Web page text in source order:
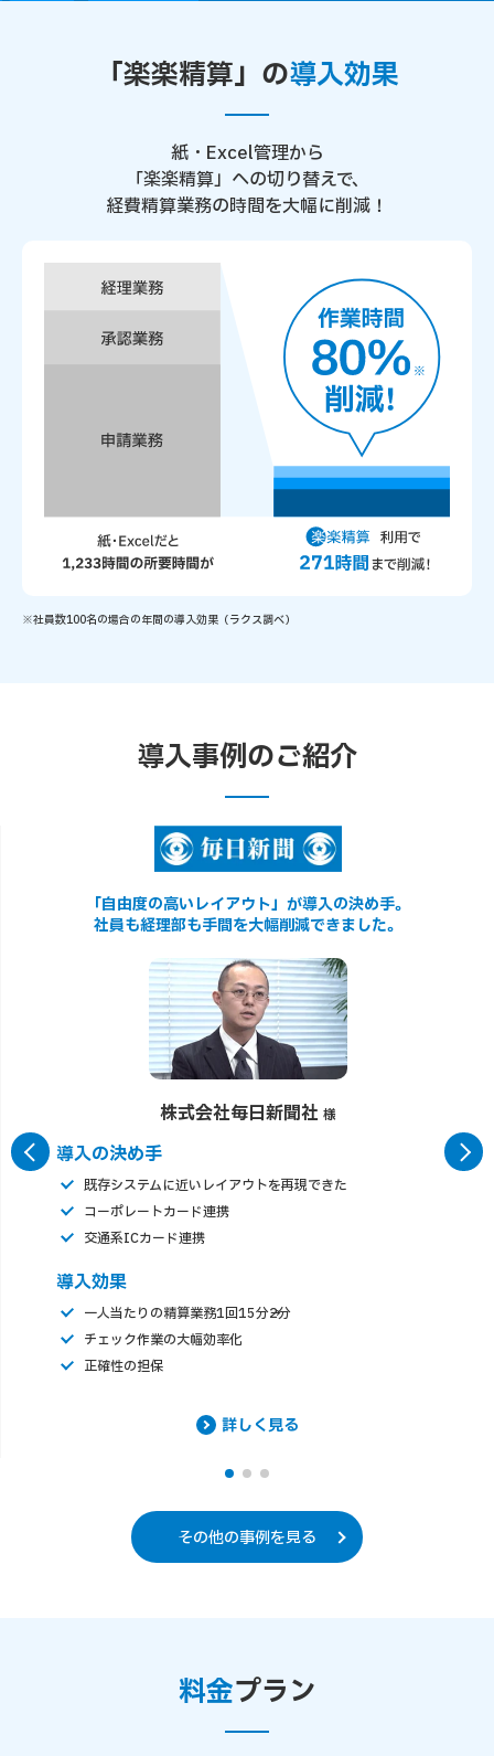
「楽楽精算」の導入効果
紙・Excel管理から
「楽楽精算」への切り替えで、
経費精算業務の時間を大幅に削減！
※社員数100名の場合の年間の導入効果（ラクス調べ）
導入事例のご紹介
「自由度の高いレイアウト」が導入の決め手。
社員も経理部も手間を大幅削減できました。
株式会社毎日新聞社 様
導入の決め手
既存システムに近いレイアウトを再現できた
コーポレートカード連携
交通系ICカード連携
導入効果
一人当たりの精算業務1回15分→2分
チェック作業の大幅効率化
正確性の担保
詳しく見る
その他の事例を見る
料金プラン